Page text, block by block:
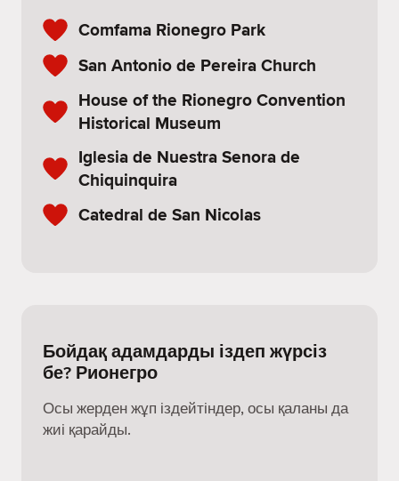
Comfama Rionegro Park
San Antonio de Pereira Church
House of the Rionegro Convention
Historical Museum
Iglesia de Nuestra Senora de
Chiquinquira
Catedral de San Nicolas
Бойдақ адамдарды іздеп жүрсіз
бе? Рионегро
Осы жерден жұп іздейтіндер, осы қаланы да
жиі қарайды.